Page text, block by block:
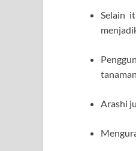
Selain
Arashi